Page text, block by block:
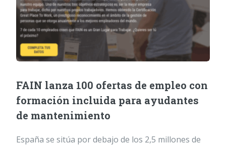
FAIN lanza 100 ofertas de empleo con
formación incluida para ayudantes
de mantenimiento
España se sitúa por debajo de los 2,5 millones de